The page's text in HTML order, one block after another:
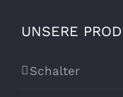
UNSERE
Schalter